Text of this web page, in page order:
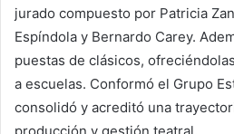
jurado compuesto por Patricia
Espíndola y Bernardo Carey.
puestas de clásicos,
a escuelas. Conformó el Grupo
consolidó y acreditó una